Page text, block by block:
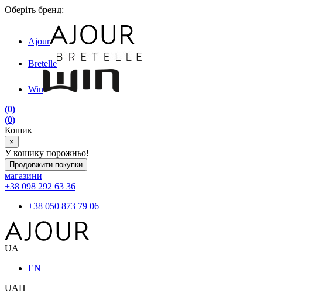
Оберіть бренд:
Ajour
Bretelle
Win
(0)
(0)
Кошик
×
У кошику порожньо!
Продовжити покупки
магазини
+38 098 292 63 36
+38 050 873 79 06
UA
EN
UAH